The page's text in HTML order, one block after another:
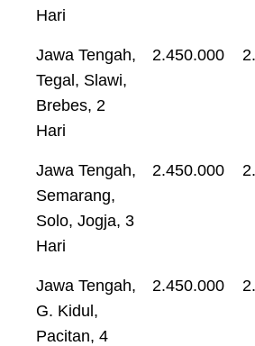
Hari
Jawa Tengah,
Tegal, Slawi,
Brebes, 2
Hari
2.450.000
Jawa Tengah,
Semarang,
Solo, Jogja, 3
Hari
2.450.000
Jawa Tengah,
G. Kidul,
Pacitan, 4
2.450.000